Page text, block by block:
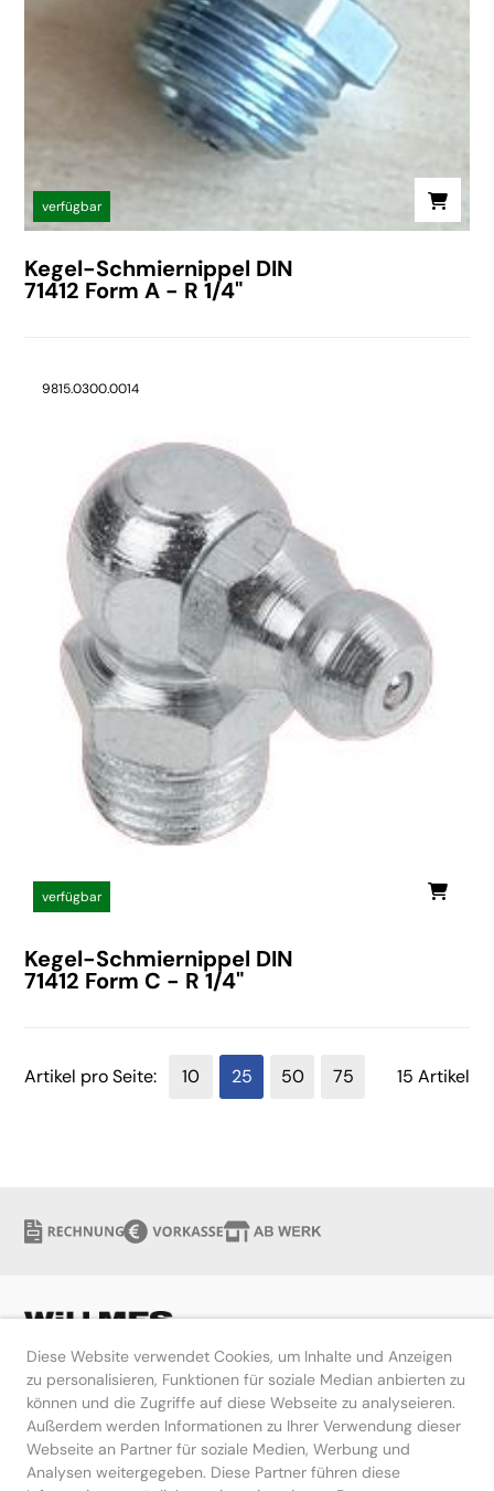
Diese Website verwendet Cookies, um Inhalte und Anzeigen
zu personalisieren, Funktionen für soziale Median anbierten zu
können und die Zugriffe auf diese Webseite zu analyseieren.
Außerdem werden Informationen zu Ihrer Verwendung dieser
Webseite an Partner für soziale Medien, Werbung und
Analysen weitergegeben. Diese Partner führen diese
verfügbar
Kegel-Schmiernippel DIN
71412 Form A - R 1/4"
9815.0300.0014
verfügbar
Kegel-Schmiernippel DIN
71412 Form C - R 1/4"
15 Artikel
Artikel pro Seite: 10 25 50 75
Hilfe
Kontakt